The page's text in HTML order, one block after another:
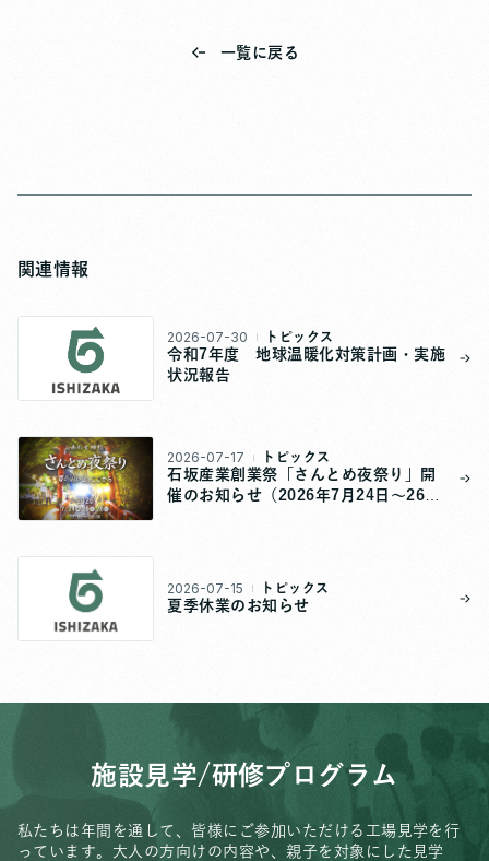
一覧に戻る
関連情報
2026-07-30 トピックス
令和7年度 地球温暖化対策計画・実施
状況報告
2026-07-17 トピックス
石坂産業創業祭「さんとめ夜祭り」開
催のお知らせ（2026年7月24日～26
2026-07-15 トピックス
夏季休業のお知らせ
施設見学/研修プログラム
私たちは年間を通して、皆様にご参加いただける工場見学を行
っています。 大人の方向けの内容や、親子を対象にした見学